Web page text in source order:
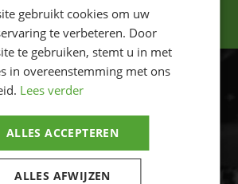
54 11 888
gebruikt cookies om uw
te verbeteren. Door
te gebruiken, stemt u in met
in overeenstemming met ons
Lees verder
ALLES ACCEPTEREN
ALLES AFWIJZEN